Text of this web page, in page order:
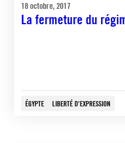
18 octobre, 2017
La fermeture du
ÉGYPTE LIBERTÉ D'EXPRESSION